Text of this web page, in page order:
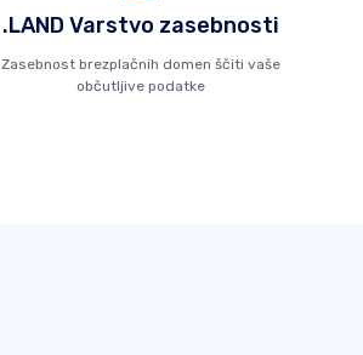
.LAND Varstvo zasebnosti
Zasebnost brezplačnih domen ščiti vaše
občutljive podatke